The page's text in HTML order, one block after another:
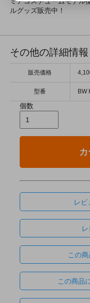
ルグッズ販売中！
その他の詳細情報
販売価格
型番 BW
個数
レビ
この
この商品